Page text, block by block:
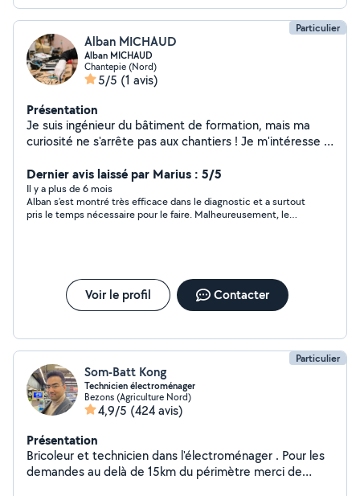
Particulier
Alban MICHAUD
Alban MICHAUD
Chantepie (Nord)
5/5 (1 avis)
Présentation
Je suis ingénieur du bâtiment de formation, mais ma
curiosité ne s'arrête pas aux chantiers ! Je m'intéresse à
réparation informatique et mobile, l'électronique, les
systèmes, le bricolage et bien plus encore, je mets mes
compétences au service de ceux qui ont besoin d'un
coup de main fiable et sérieux.
Dernier avis laissé par Marius : 5/5
Il y a plus de 6 mois
Alban s’est montré très efficace dans le diagnostic et a surtout
pris le temps nécessaire pour le faire. Malheureusement, le
Voir le profil Contacter
Particulier
Som-Batt Kong
Technicien électroménager
Bezons (Agriculture Nord)
4,9/5 (424 avis)
Présentation
Bricoleur et technicien dans l'électroménager . Pour les
demandes au delà de 15km du périmètre merci de